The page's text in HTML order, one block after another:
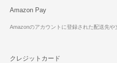
Amazon Pay
Amazonのアカウントに登録された配送先
クレジットカード